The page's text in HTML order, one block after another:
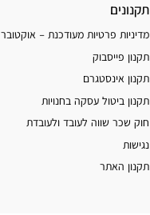
תקנונים
מדיניות פרטיות מעודכנת – אוקטובר 2025
תקנון פייסבוק
תקנון אינסטגרם
תקנון ביטול עסקה בחנויות
חוק שכר שווה לעובד ולעובדת
נגישות
תקנון האתר